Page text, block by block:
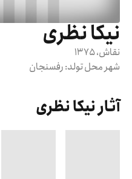
نیکا نظری
نقاش، 1375
شهر محل تولد:رفسنجان
آثار نیکا نظری